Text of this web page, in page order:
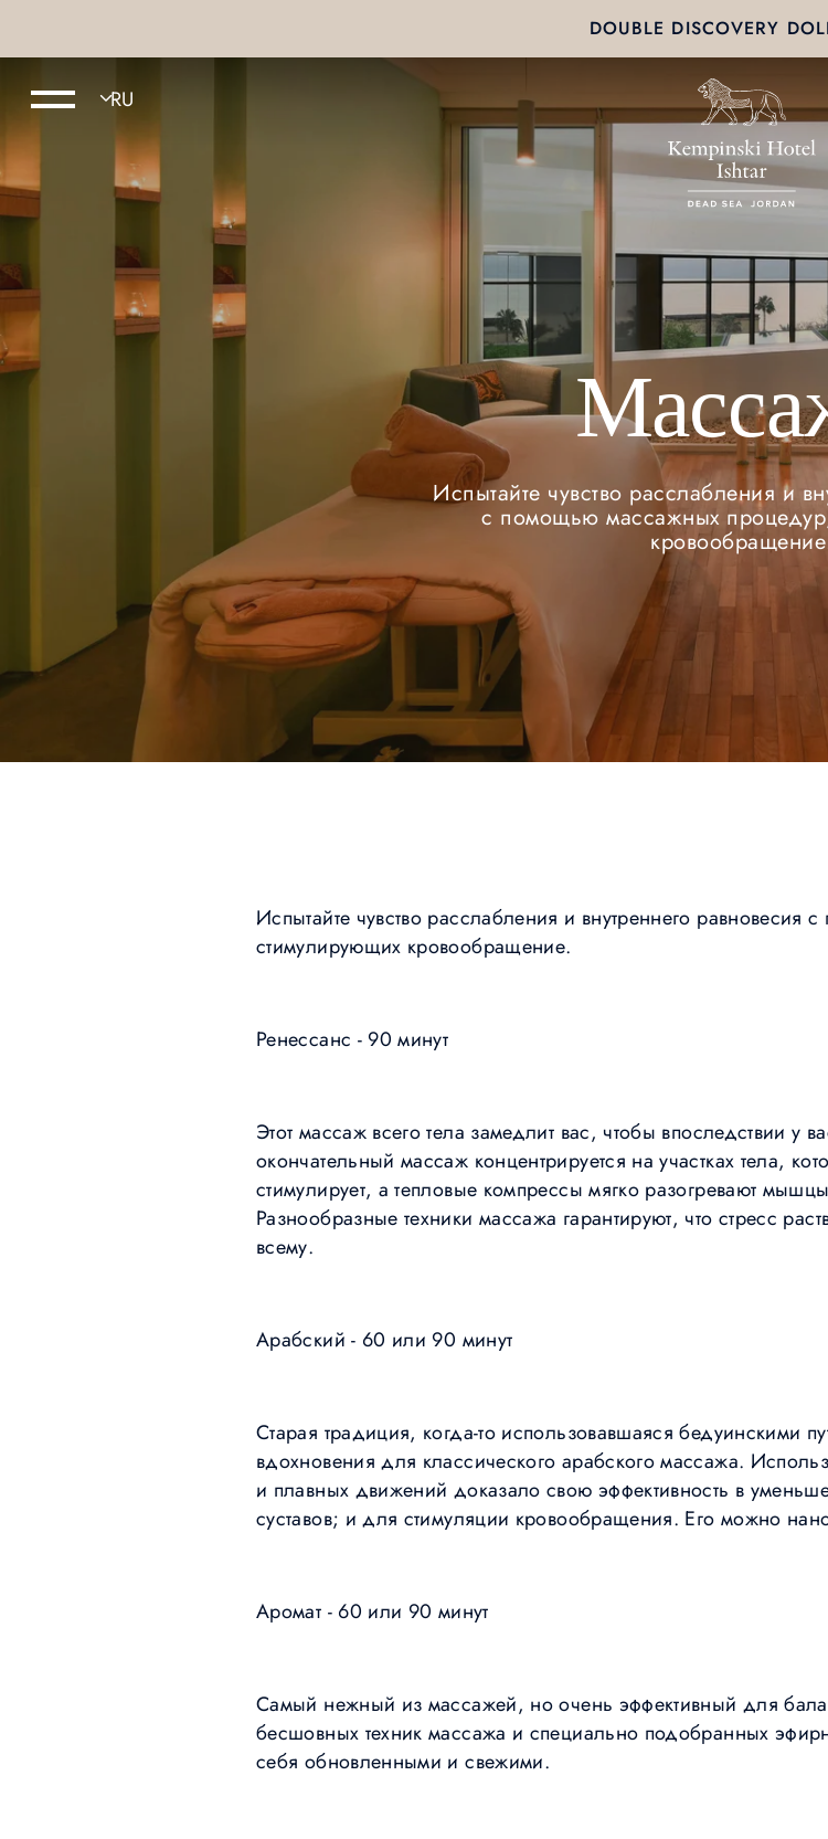
DOUBLE DISCOVERY
Испытайте чувство расслабления и
с помощью массажных
Испытайте чувство расслабления и внутреннего
стимулирующих кровообращение.
Ренессанс - 90 минут
Этот массаж всего тела замедлит вас, чтобы впоследствии у
окончательный массаж концентрируется на участках тела,
стимулирует, а тепловые компрессы мягко разогревают
Разнообразные техники массажа гарантируют, что стресс
всему.
Арабский - 60 или 90 минут
Старая традиция, когда-то использовавшаяся бедуинскими
вдохновения для классического арабского массажа.
и плавных движений доказало свою эффективность в
суставов; и для стимуляции кровообращения. Его можно
Аромат - 60 или 90 минут
Самый нежный из массажей, но очень эффективный для
бесшовных техник массажа и специально подобранных
себя обновленными и свежими.